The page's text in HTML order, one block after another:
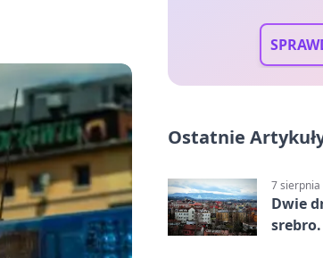
Ostatnie
7 sierpnia
Dwie